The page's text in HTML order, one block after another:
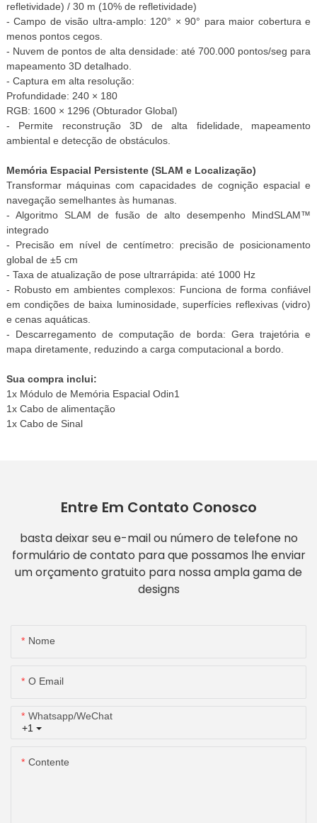
refletividade) / 30 m (10% de refletividade)
- Campo de visão ultra-amplo: 120° × 90° para maior cobertura e
menos pontos cegos.
- Nuvem de pontos de alta densidade: até 700.000 pontos/seg para
mapeamento 3D detalhado.
- Captura em alta resolução:
Profundidade: 240 × 180
RGB: 1600 × 1296 (Obturador Global)
- Permite reconstrução 3D de alta fidelidade, mapeamento
ambiental e detecção de obstáculos.
Memória Espacial Persistente (SLAM e Localização)
Transformar máquinas com capacidades de cognição espacial e
navegação semelhantes às humanas.
- Algoritmo SLAM de fusão de alto desempenho MindSLAM™
integrado
- Precisão em nível de centímetro: precisão de posicionamento
global de ±5 cm
- Taxa de atualização de pose ultrarrápida: até 1000 Hz
- Robusto em ambientes complexos: Funciona de forma confiável
em condições de baixa luminosidade, superfícies reflexivas (vidro)
e cenas aquáticas.
- Descarregamento de computação de borda: Gera trajetória e
mapa diretamente, reduzindo a carga computacional a bordo.
Sua compra inclui:
1x Módulo de Memória Espacial Odin1
1x Cabo de alimentação
1x Cabo de Sinal
Entre Em Contato Conosco
basta deixar seu e-mail ou número de telefone no
formulário de contato para que possamos lhe enviar
um orçamento gratuito para nossa ampla gama de
designs
Nome
O Email
+1
Whatsapp/WeChat
Contente